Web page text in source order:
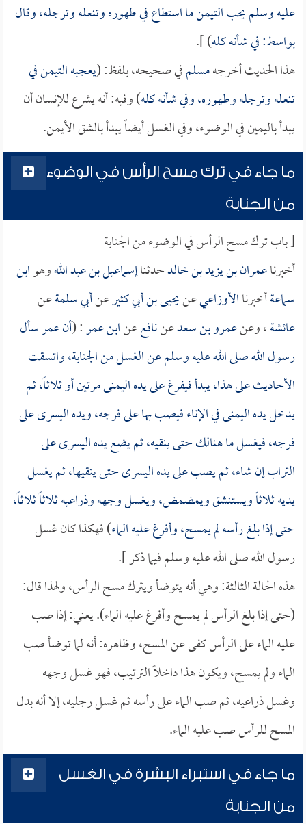
عليه وسلم يحب التيمن ما استطاع في طهوره وتنعله وترجله، وقال
بواسط: في شأنه كله) ].
هذا الحديث أخرجهمسلمفي صحيحه، بلفظ: (يعجبه التيمن في
تنعله وترجله وطهوره، وفي شأنه كله) وفيه: أنه يشرع للإنسان أن
يبدأ باليمين في الوضوء، وفي الغسل أيضاً يبدأ بالشق الأيمن.
ما جاء في ترك مسح الرأس في الوضوء
من الجنابة
[ باب ترك مسح الرأس في الوضوء من الجنابة
أخبرناعمران بن يزيد بن خالدحدثناإسماعيل بن عبد اللهوهوابن
سماعةأخبرناالأوزاعيعنيحيى بن أبي كثيرعنأبي سلمةعن
عائشة، وعنعمرو بن سعدعننافععنابن عمر: (أنعمرسأل
رسول الله صلى الله عليه وسلم عن الغسل من الجنابة، واتسقت
الأحاديث على هذا، يبدأ فيفرغ على يده اليمنى مرتين أو ثلاثاً، ثم
يدخل يده اليمنى في الإناء فيصب بها على فرجه، ويده اليسرى على
فرجه، فيغسل ما هنالك حتى ينقيه، ثم يضع يده اليسرى على
التراب إن شاء، ثم يصب على يده اليسرى حتى ينقيها، ثم يغسل
يديه ثلاثاً ويستنشق ويمضمض، ويغسل وجهه وذراعيه ثلاثاً ثلاثاً،
حتى إذا بلغ رأسه لم يمسح، وأفرغ عليه الماء) فهكذا كان غسل
رسول الله صلى الله عليه وسلم فيما ذكر ].
هذه الحالة الثالثة: وهي أنه يتوضأ ويترك مسح الرأس، ولهذا قال:
(حتى إذا بلغ الرأس لم يمسح وأفرغ عليه الماء). يعني: إذا صب
عليه الماء على الرأس كفى عن المسح، وظاهره: أنه لما توضأ صب
الماء ولم يمسح، ويكون هذا داخلاً الترتيب، فهو غسل وجهه
وغسل ذراعيه، ثم صب الماء على رأسه ثم غسل رجليه، إلا أنه بدل
المسح للرأس صب عليه الماء.
ما جاء في استبراء البشرة في الغسل
من الجنابة